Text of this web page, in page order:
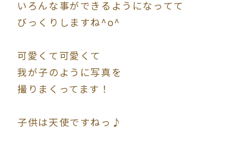
いろんな事ができるようになってて
びっくりしますね^o^
可愛くて可愛くて
我が子のように写真を
撮りまくってます！
子供は天使ですねっ♪